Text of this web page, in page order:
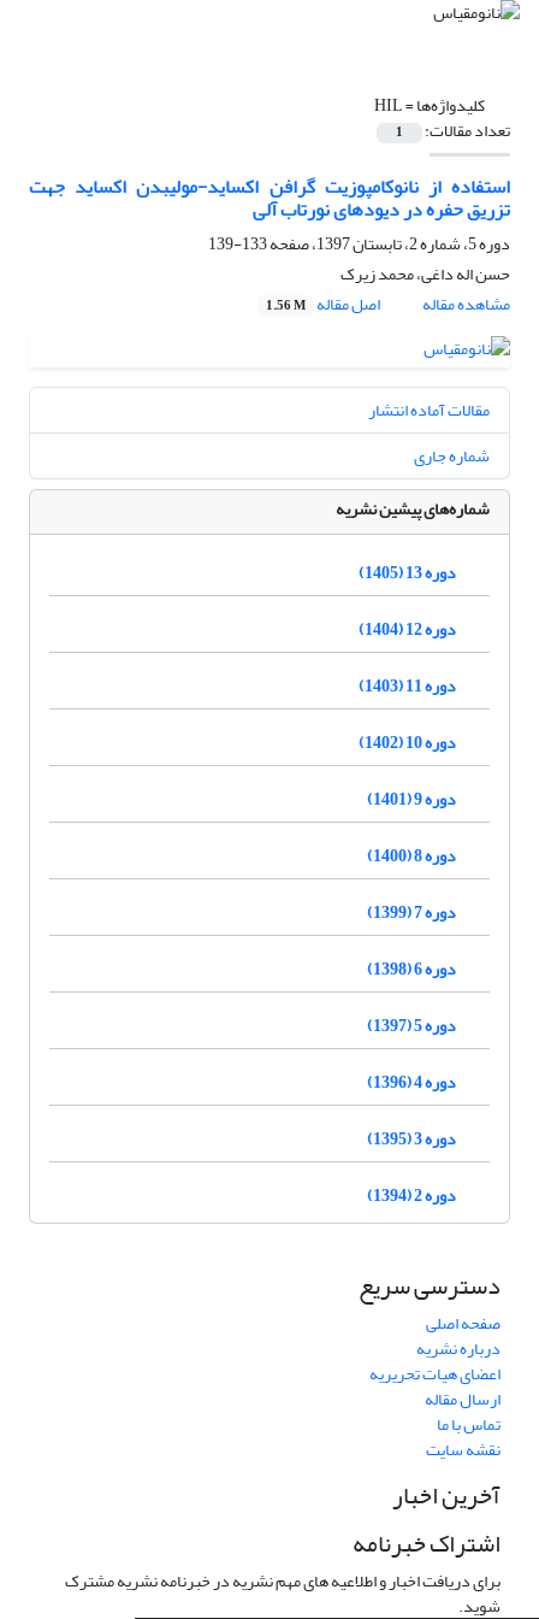
کلیدواژه‌ها =HIL
تعداد مقالات: 1
استفاده از نانوکامپوزیت گرافن اکساید-مولیبدن اکساید جهت
تزریق حفره در دیودهای نورتاب آلی
دوره 5، شماره 2، تابستان 1397، صفحه
133-139
حسن اله داغی، محمد زیرک
مشاهده مقاله
اصل مقاله 1.56 M
مقالات آماده انتشار
شماره جاری
شماره‌های پیشین نشریه
دوره 13 (1405)
دوره 12 (1404)
دوره 11 (1403)
دوره 10 (1402)
دوره 9 (1401)
دوره 8 (1400)
دوره 7 (1399)
دوره 6 (1398)
دوره 5 (1397)
دوره 4 (1396)
دوره 3 (1395)
دوره 2 (1394)
دسترسی سریع
صفحه اصلی
درباره نشریه
اعضای هیات تحریریه
ارسال مقاله
تماس با ما
نقشه سایت
آخرین اخبار
اشتراک خبرنامه
برای دریافت اخبار و اطلاعیه های مهم نشریه در خبرنامه نشریه مشترک
شوید.